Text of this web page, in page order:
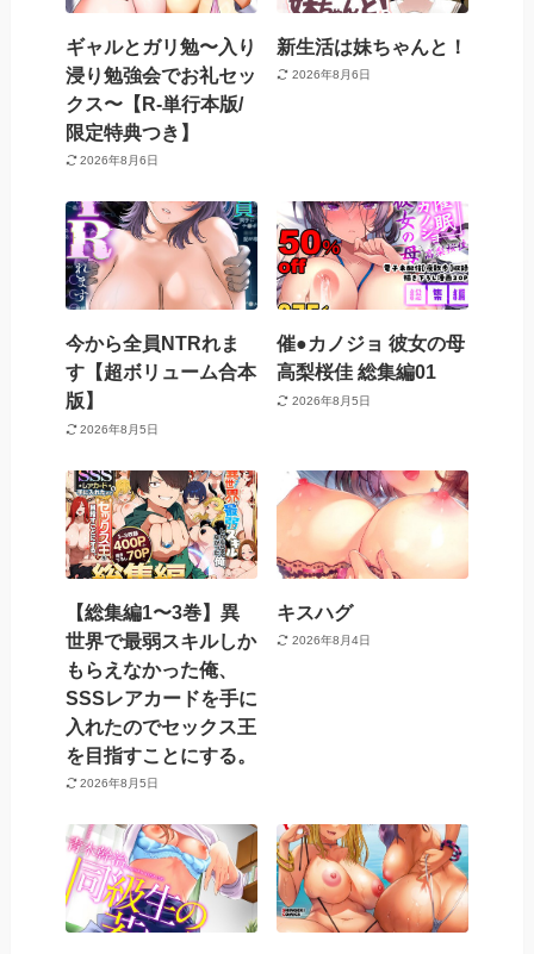
ギャルとガリ勉〜入り
浸り勉強会でお礼セッ
クス〜【R-単行本版/
限定特典つき】
2026年8月6日
新生活は妹ちゃんと！
2026年8月6日
今から全員NTRれま
す【超ボリューム合本
版】
2026年8月5日
催●カノジョ 彼女の母
高梨桜佳 総集編01
2026年8月5日
【総集編1〜3巻】異
世界で最弱スキルしか
もらえなかった俺、
SSSレアカードを手に
入れたのでセックス王
を目指すことにする。
2026年8月5日
キスハグ
2026年8月4日